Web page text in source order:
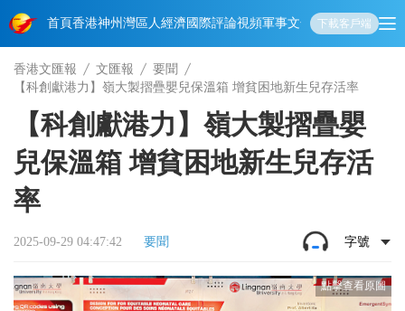
首頁香港神州 灣區人經濟國際評論視頻軍事文化 娛樂生活教育體
下載客戶端
香港文匯報 文匯報
要聞
【科創獻港力】嶺大製摺疊嬰兒保溫箱 增貧困地新生兒存活率
【科創獻港力】嶺大製摺疊嬰
兒保溫箱 增貧困地新生兒存活
率
2025-09-29 04:47:42 要聞 字號